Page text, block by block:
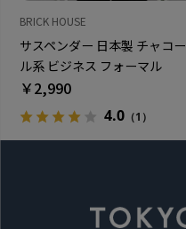
BRICK HOUSE
サスペンダー 日本製 チャコー
ル系 ビジネス フォーマル
￥2,990
4.0（1）